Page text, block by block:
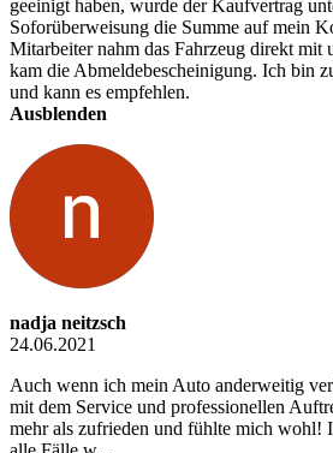
geeinigt haben, wurde der Kaufvertrag
Soforüberweisung die Summe auf mein
Mitarbeiter nahm das Fahrzeug direkt mit
kam die Abmeldebescheinigung. Ich bin
und kann es empfehlen.
Ausblenden
nadja neitzsch
24.06.2021
Auch wenn ich mein Auto anderweitig
mit dem Service und professionellen
mehr als zufrieden und fühlte mich wohl!